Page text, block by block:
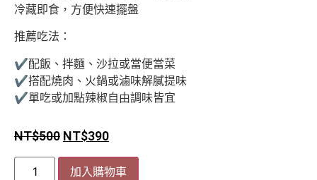
冷藏即食，方便快速擺盤
推薦吃法：
✔配飯、拌麵、沙拉或當便當菜
✔搭配燒肉、火鍋或滷味解膩提味
✔單吃或加點辣椒自由調味皆宜
NT$500 NT$390
加入購物車